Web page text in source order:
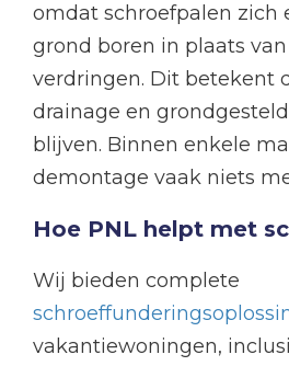
omdat schroefpalen zich
grond boren in plaats
verdringen. Dit betekent
drainage en
blijven. Binnen enkele
demontage vaak niets
Hoe PNL helpt met
Wij bieden complete
vakantiewoningen,